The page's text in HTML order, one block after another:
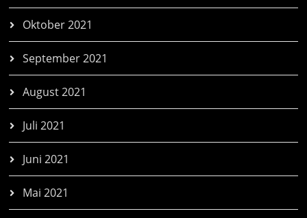
Oktober 2021
September 2021
August 2021
Juli 2021
Juni 2021
Mai 2021